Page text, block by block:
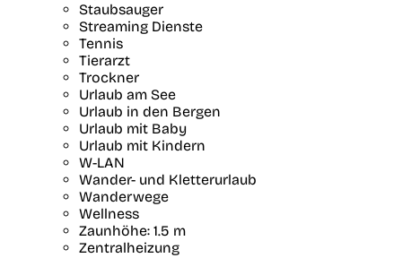
Staubsauger
Streaming Dienste
Tennis
Tierarzt
Trockner
Urlaub am See
Urlaub in den Bergen
Urlaub mit Baby
Urlaub mit Kindern
W-LAN
Wander- und Kletterurlaub
Wanderwege
Wellness
Zaunhöhe: 1.5 m
Zentralheizung